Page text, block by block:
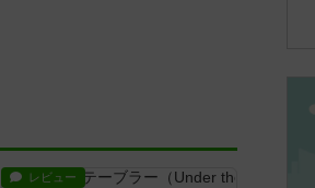
レビュー